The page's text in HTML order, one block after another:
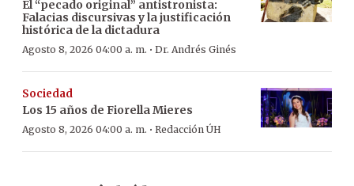
El “pecado original” antistronista:
Falacias discursivas y la justificación
histórica de la dictadura
Agosto 8, 2026 04:00 a. m. · Dr. Andrés Ginés
Sociedad
Los 15 años de Fiorella Mieres
Agosto 8, 2026 04:00 a. m. · Redacción ÚH